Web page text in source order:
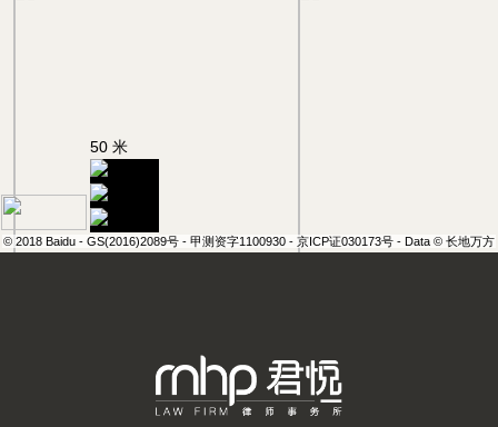
50 米
© 2018 Baidu - GS(2016)2089号 - 甲测资字1100930 - 京ICP证030173号 - Data © 长地万方